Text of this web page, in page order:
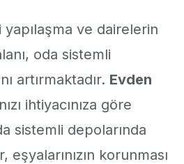
yapılaşma ve dairelerin
oda sistemli
artırmaktadır. Evden
ihtiyacınıza göre
sistemli depolarında
korunması